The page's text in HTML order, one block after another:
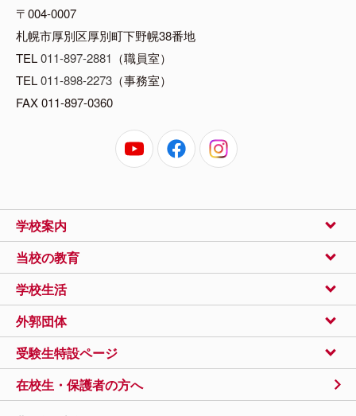
〒004-0007
札幌市厚別区厚別町下野幌38番地
TEL011-897-2881 （職員室）
TEL011-898-2273 （事務室）
FAX 011-897-0360
学校案内
当校の教育
学校生活
外郭団体
受験生特設ページ
在校生・保護者の方へ